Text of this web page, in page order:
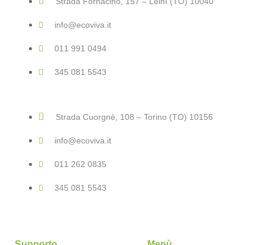
info@ecoviva.it
011 991 0494
345 081 5543
Strada Cuorgnè, 108 – Torino (TO) 10156
info@ecoviva.it
011 262 0835
345 081 5543